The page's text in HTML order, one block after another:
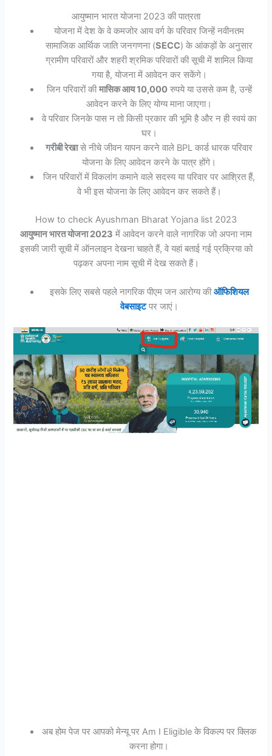
आयुष्मान भारत योजना 2023 की पात्रता
योजना में देश के वे कमजोर आय वर्ग के परिवार जिन्हें नवीनतम
सामाजिक आर्थिक जाति जनगणना (SECC) के आंकड़ों के अनुसार
ग्रामीण परिवारों और शहरी श्रमिक परिवारों की सूची में शामिल किया
गया है, योजना में आवेदन कर सकेंगे।
जिन परिवारों कीमासिक आय 10,000रुपये या उससे कम है, उन्हें
आवेदन करने के लिए योग्य माना जाएगा।
वे परिवार जिनके पास न तो किसी प्रकार की भूमि है और न ही स्वयं का
घर।
गरीबी रेखासे नीचे जीवन यापन करने वाले BPL कार्ड धारक परिवार
योजना के लिए आवेदन करने के पात्र होंगे।
जिन परिवारों में विकलांग कमाने वाले सदस्य या परिवार पर आश्रित हैं,
वे भी इस योजना के लिए आवेदन कर सकते हैं।
How to check Ayushman Bharat Yojana list 2023
आयुष्मान भारत योजना 2023 में आवेदन करने वाले नागरिक जो अपना नाम
इसकी जारी सूची में ऑनलाइन देखना चाहते हैं, वे यहां बताई गई प्रक्रिया को
पढ़कर अपना नाम सूची में देख सकते हैं।
इसके लिए सबसे पहले नागरिक पीएम जन आरोग्य कीऑफिशियल
वेबसाइटपर जाएं।
अब होम पेज पर आपको मेन्यू पर Am I Eligible के विकल्प पर क्लिक
करना होगा।